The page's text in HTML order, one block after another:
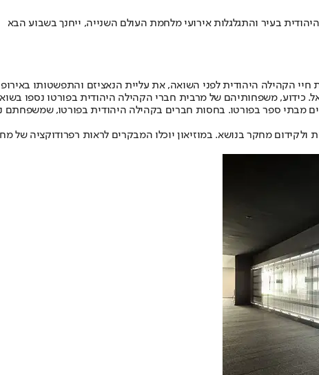
בעיר והתגלגלות אירועי מלחמת העולם השנייה, ייחנך בשבוע הבא
חיי הקהילה היהודית לפני השואה, את עליית הנאציזם והתפשטותו
משפחותיהם של מרבית חברי הקהילה היהודית בפורטו נספו
יבקרו במוזיאון תלמידים רבים מבתי ספר בפורטו. בחסות חברים בקהילה היהודית
מחקר בנושא. במוזיאון יוכלו המבקרים לראות רפרודוקציה של